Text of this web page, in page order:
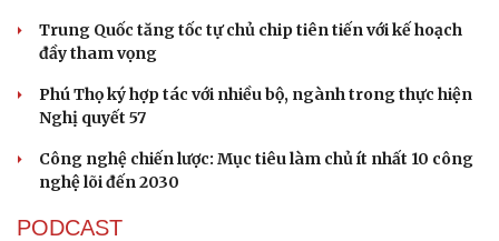
Trung Quốc tăng tốc tự chủ chip tiên tiến với kế hoạch
đầy tham vọng
Phú Thọ ký hợp tác với nhiều bộ, ngành trong thực hiện
Nghị quyết 57
Công nghệ chiến lược: Mục tiêu làm chủ ít nhất 10 công
nghệ lõi đến 2030
PODCAST